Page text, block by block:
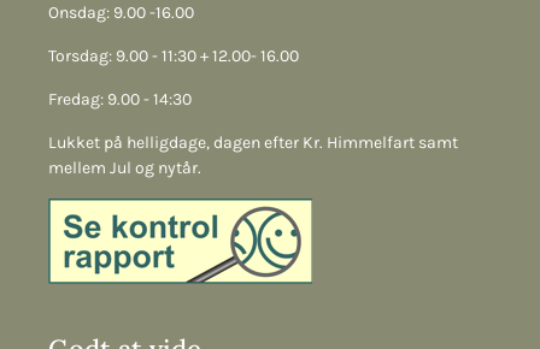
Onsdag: 9.00 -16.00
Torsdag: 9.00 - 11:30 + 12.00- 16.00
Fredag: 9.00 - 14:30
Lukket på helligdage, dagen efter Kr. Himmelfart samt
mellem Jul og nytår.